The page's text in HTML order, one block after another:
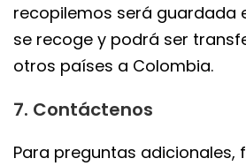
recopilemos será guardada
se recoge y podrá ser
otros países a Colombia.
7. Contáctenos
Para preguntas adicionales,